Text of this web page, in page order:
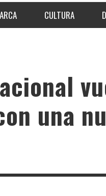
CULTURA
una